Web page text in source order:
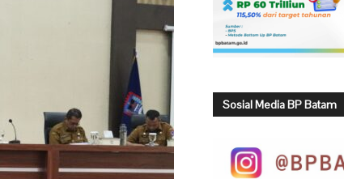
Sosial Media BP Batam